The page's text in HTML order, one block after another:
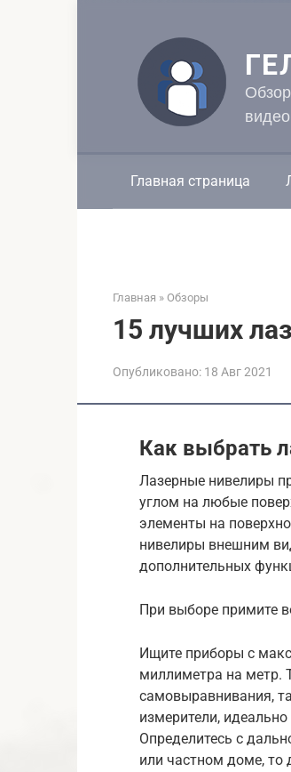
Главная страница
Главная » Обзоры
15 лучших
Опубликовано: 18 Авг 2021
Как выбрать
Лазерные нивелиры
углом на любые
элементы на
нивелиры внешним
дополнительных
При выборе примите
Ищите приборы с
миллиметра на метр.
самовыравнивания,
измерители,
Определитесь с
или частном доме, то